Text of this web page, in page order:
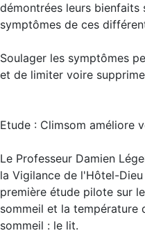
démontrées leurs bienfaits
symptômes de ces
Soulager les symptômes
et de limiter voire
Etude : Climsom améliore
Le Professeur Damien
la Vigilance de l'Hôtel-
première étude pilote sur
sommeil et la température
sommeil : le lit.